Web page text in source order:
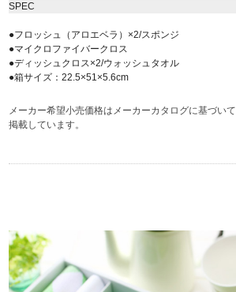
SPEC
●フロッシュ（アロエベラ）×2/スポンジ
●マイクロファイバークロス
●ディッシュクロス×2/ウォッシュタオル
●箱サイズ：22.5×51×5.6cm
メーカー希望小売価格はメーカーカタログに基づいて
掲載しています。